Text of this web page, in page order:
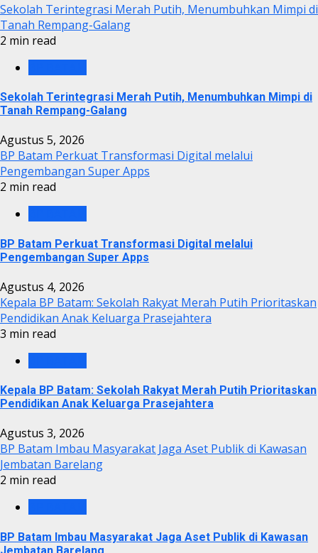
Sekolah Terintegrasi Merah Putih, Menumbuhkan Mimpi di
Tanah Rempang-Galang
2 min read
Sekolah Terintegrasi Merah Putih, Menumbuhkan Mimpi di
Tanah Rempang-Galang
Agustus 5, 2026
BP Batam Perkuat Transformasi Digital melalui
Pengembangan Super Apps
2 min read
BP Batam Perkuat Transformasi Digital melalui
Pengembangan Super Apps
Agustus 4, 2026
Kepala BP Batam: Sekolah Rakyat Merah Putih Prioritaskan
Pendidikan Anak Keluarga Prasejahtera
3 min read
Kepala BP Batam: Sekolah Rakyat Merah Putih Prioritaskan
Pendidikan Anak Keluarga Prasejahtera
Agustus 3, 2026
BP Batam Imbau Masyarakat Jaga Aset Publik di Kawasan
Jembatan Barelang
2 min read
BP Batam Imbau Masyarakat Jaga Aset Publik di Kawasan